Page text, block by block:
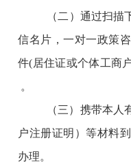
（二）通过扫描
信名片，一对一政策
件(居住证或个体工
。
（三）携带本
户注册证明）等材料
办理。